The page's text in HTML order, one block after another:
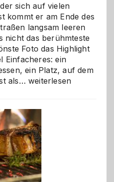
sich auf vielen
kommt er am Ende des
langsam leeren
nicht das berühmteste
Foto das Highlight
Einfacheres: ein
ein Platz, auf dem
als… Als
–
die
Gelegenheit,
neue
Reiseziele
zu
entdecken
weiterlesen